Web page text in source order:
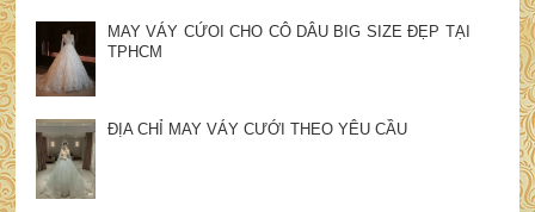
MAY VÁY CỨOI CHO CÔ DÂU BIG SIZE ĐẸP TẠI
TPHCM
ĐỊA CHỈ MAY VÁY CƯỚI THEO YÊU CẦU